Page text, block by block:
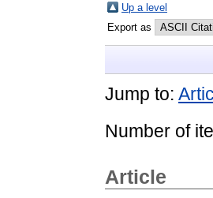
Up a level
Export as
Jump to:
Number of
Article